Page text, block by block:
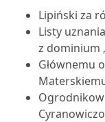
Lipiński za
Listy
z dominium
Głównemu